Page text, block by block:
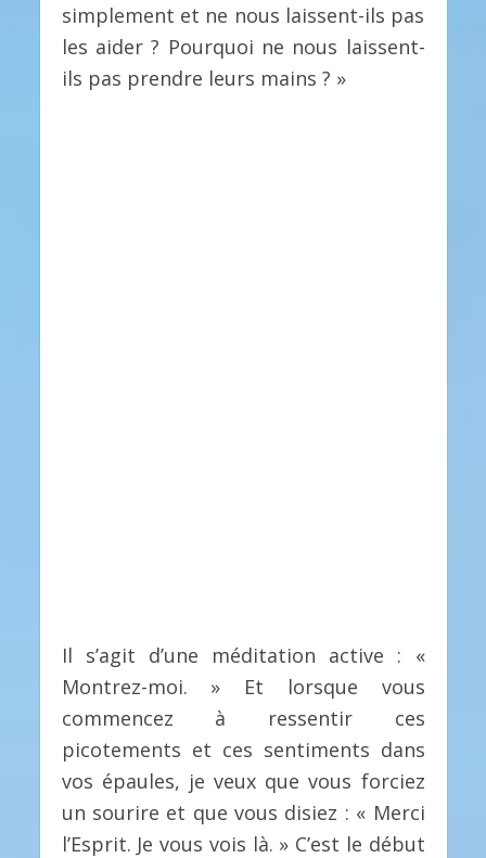
simplement et ne nous laissent-ils pas
les aider ? Pourquoi ne nous laissent-
ils pas prendre leurs mains ? »
Il s’agit d’une méditation active : «
Montrez-moi. » Et lorsque vous
commencez à ressentir ces
picotements et ces sentiments dans
vos épaules, je veux que vous forciez
un sourire et que vous disiez : « Merci
l’Esprit. Je vous vois là. » C’est le début